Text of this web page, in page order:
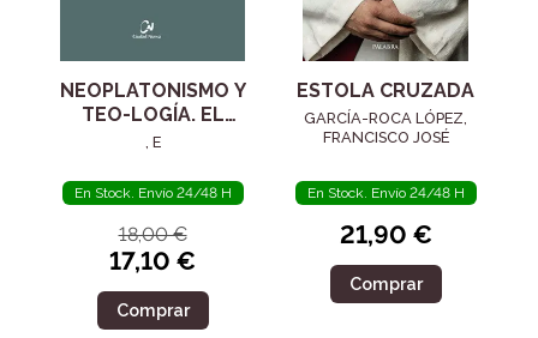
NEOPLATONISMO Y
TEO-LOGÍA. EL
SIGLO IV
, E
En Stock. Envío 24/48 H
18,00 €
17,10 €
Comprar
ESTOLA CRUZADA
GARCÍA-ROCA LÓPEZ,
FRANCISCO JOSÉ
En Stock. Envío 24/48 H
21,90 €
Comprar